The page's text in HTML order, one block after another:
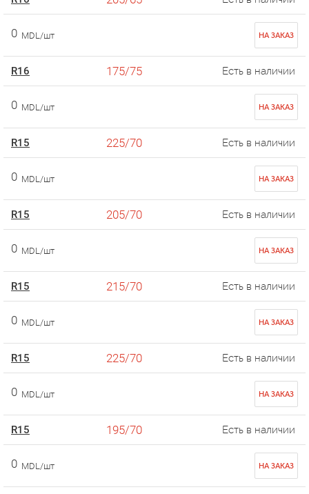
0 MDL/шт НА ЗАКАЗ
R16 175/75 Есть в наличии
0 MDL/шт НА ЗАКАЗ
R15 225/70 Есть в наличии
0 MDL/шт НА ЗАКАЗ
R15 205/70 Есть в наличии
0 MDL/шт НА ЗАКАЗ
R15 215/70 Есть в наличии
0 MDL/шт НА ЗАКАЗ
R15 225/70 Есть в наличии
0 MDL/шт НА ЗАКАЗ
R15 195/70 Есть в наличии
0 MDL/шт НА ЗАКАЗ